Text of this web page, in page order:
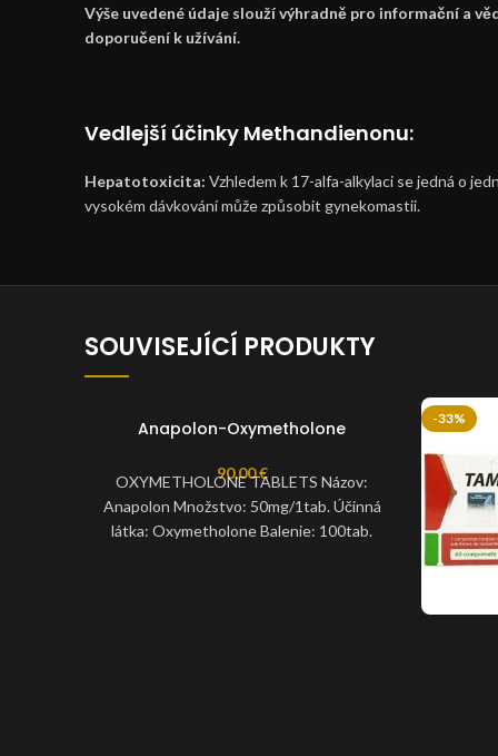
Výše uvedené údaje slouží výhradně pro informační a
doporučení k užívání.
Vedlejší účinky Methandienonu:
Hepatotoxicita: Vzhledem k 17-alfa-alkylaci se jedná o
vysokém dávkování může způsobit gynekomastii.
SOUVISEJÍCÍ PRODUKTY
Anapolon-Oxymetholone
90,00€
OXYMETHOLONE TABLETS Názov:
Anapolon Množstvo: 50mg/1tab. Účinná
látka: Oxymetholone Balenie: 100tab.
-33%